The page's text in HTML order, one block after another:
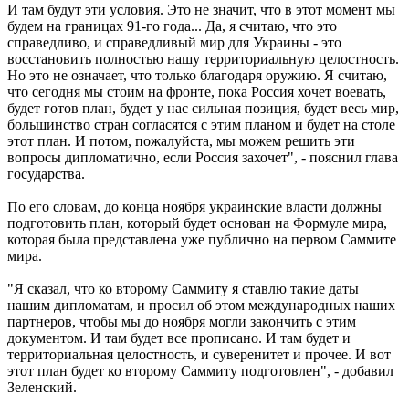
И там будут эти условия. Это не значит, что в этот момент мы
будем на границах 91-го года... Да, я считаю, что это
справедливо, и справедливый мир для Украины - это
восстановить полностью нашу территориальную целостность.
Но это не означает, что только благодаря оружию. Я считаю,
что сегодня мы стоим на фронте, пока Россия хочет воевать,
будет готов план, будет у нас сильная позиция, будет весь мир,
большинство стран согласятся с этим планом и будет на столе
этот план. И потом, пожалуйста, мы можем решить эти
вопросы дипломатично, если Россия захочет", - пояснил глава
государства.
По его словам, до конца ноября украинские власти должны
подготовить план, который будет основан на Формуле мира,
которая была представлена ​​уже публично на первом Саммите
мира.
"Я сказал, что ко второму Саммиту я ставлю такие даты
нашим дипломатам, и просил об этом международных наших
партнеров, чтобы мы до ноября могли закончить с этим
документом. И там будет все прописано. И там будет и
территориальная целостность, и суверенитет и прочее. И вот
этот план будет ко второму Саммиту подготовлен", - добавил
Зеленский.